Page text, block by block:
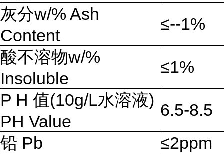
灰分w/% Ash
Content
≤--1%
酸不溶物w/%
Insoluble
≤1%
P H 值(10g/L水溶液)
PH Value
6.5-8.5
铅 Pb
≤2ppm